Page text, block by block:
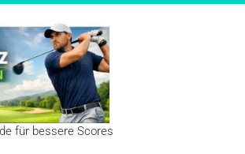
für bessere Scores